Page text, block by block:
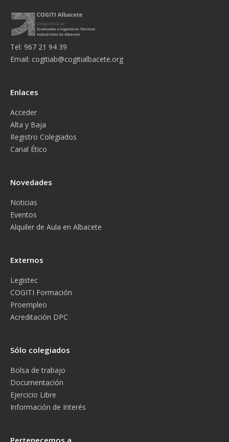
Tel: 967 21 94 39
Email: cogitiab@cogitialbacete.org
Enlaces
Acceder
Alta y Baja
Registro Colegiados
Canal Ético
Novedades
Noticias
Eventos
Alquiler de Aula en Albacete
Externos
Legistec
COGITI Formación
Proempleo
Acreditación DPC
Sólo colegiados
Bolsa de trabajo
Documentación
Ejercicio Libre
Información de Interés